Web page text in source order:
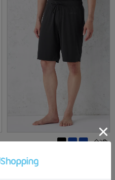
全3色
ーフパンツ疲労回復血行促進遠赤外線快眠NA
NOMIX(R)【一般医療機器】SS～LLサイズ